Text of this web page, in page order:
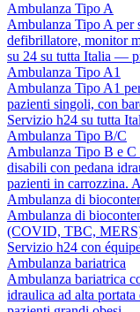
Ambulanza Tipo A
Ambulanza Tipo A per
defibrillatore, monitor
su 24 su tutta Italia —
Ambulanza Tipo A1
Ambulanza Tipo A1
pazienti singoli, con
Servizio h24 su tutta
Ambulanza Tipo B/C
Ambulanza Tipo B e C
disabili con pedana
pazienti in carrozzina.
Ambulanza di
Ambulanza di
(COVID, TBC,
Servizio h24 con
Ambulanza bariatrica
Ambulanza bariatrica
idraulica ad alta